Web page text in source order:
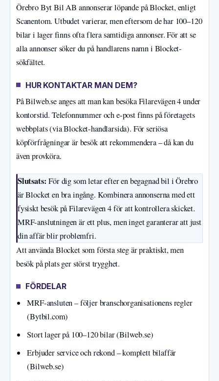
Örebro Byt Bil AB annonserar löpande på Blocket, enligt
Scanentom. Utbudet varierar, men eftersom de har 100–120
bilar i lager finns ofta flera samtidiga annonser. För att se
alla annonser söker du på handlarens namn i Blocket-
sökfältet.
HUR KONTAKTAR MAN DEM?
På Bilweb.se anges att man kan besöka Filarevägen 4 under
kontorstid. Telefonnummer och e-post finns på företagets
webbplats (via Blocket-handlarsida). För seriösa
köpförfrågningar är besök att rekommendera – då kan du
även provköra.
Slutsats: För dig som letar efter en begagnad bil i Örebro
är Blocket en bra ingång. Kombinera annonserna med ett
fysiskt besök på Filarevägen 4 för att kontrollera skicket.
MRF-anslutningen är ett plus, men inget garanterar att just
din affär blir problemfri.
Att använda Blocket som första steg är praktiskt, men
besök på plats ger störst trygghet.
FÖRDELAR
MRF-ansluten – följer branschorganisationens regler
(Bytbil.com)
Stort lager på 100–120 bilar (Bilweb.se)
Erbjuder service och rekond – komplett bilaffär
(Bilweb.se)